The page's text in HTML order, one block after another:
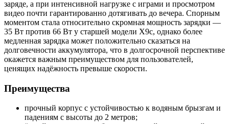
заряде, а при интенсивной нагрузке с играми и просмотром
видео почти гарантированно дотягивать до вечера. Спорным
моментом стала относительно скромная мощность зарядки —
35 Вт против 66 Вт у старшей модели X9c, однако более
медленная зарядка может положительно сказаться на
долговечности аккумулятора, что в долгосрочной перспективе
окажется важным преимуществом для пользователей,
ценящих надёжность превыше скорости.
Преимущества
прочный корпус с устойчивостью к водяным брызгам и
падениям с высоты до 2 метров;